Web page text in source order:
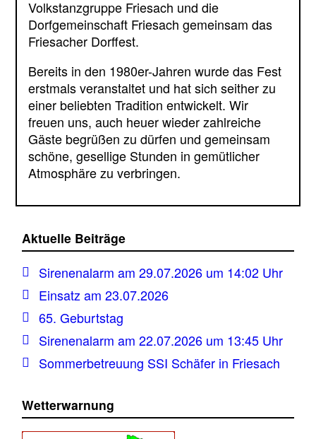
Volkstanzgruppe Friesach und die
Dorfgemeinschaft Friesach gemeinsam das
Friesacher Dorffest.
Bereits in den 1980er-Jahren wurde das Fest
erstmals veranstaltet und hat sich seither zu
einer beliebten Tradition entwickelt. Wir
freuen uns, auch heuer wieder zahlreiche
Gäste begrüßen zu dürfen und gemeinsam
schöne, gesellige Stunden in gemütlicher
Atmosphäre zu verbringen.
Aktuelle Beiträge
Sirenenalarm am 29.07.2026 um 14:02 Uhr
Einsatz am 23.07.2026
65. Geburtstag
Sirenenalarm am 22.07.2026 um 13:45 Uhr
Sommerbetreuung SSI Schäfer in Friesach
Wetterwarnung